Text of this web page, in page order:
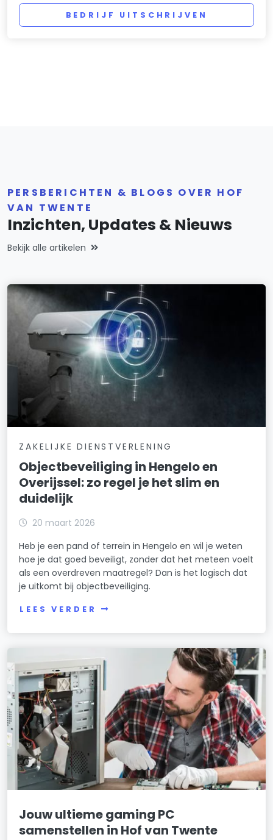
BEDRIJF UITSCHRIJVEN
PERSBERICHTEN & BLOGS OVER HOF
VAN TWENTE
Inzichten, Updates & Nieuws
Bekijk alle artikelen
ZAKELIJKE DIENSTVERLENING
Objectbeveiliging in Hengelo en
Overijssel: zo regel je het slim en
duidelijk
20 maart 2026
Heb je een pand of terrein in Hengelo en wil je weten
hoe je dat goed beveiligt, zonder dat het meteen voelt
als een overdreven maatregel? Dan is het logisch dat
je uitkomt bij objectbeveiliging.
LEES VERDER
Jouw ultieme gaming PC
samenstellen in Hof van Twente